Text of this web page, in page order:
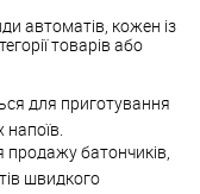
автоматів, кожен із
товарів або
для приготування
продажу батончиків,
швидкого